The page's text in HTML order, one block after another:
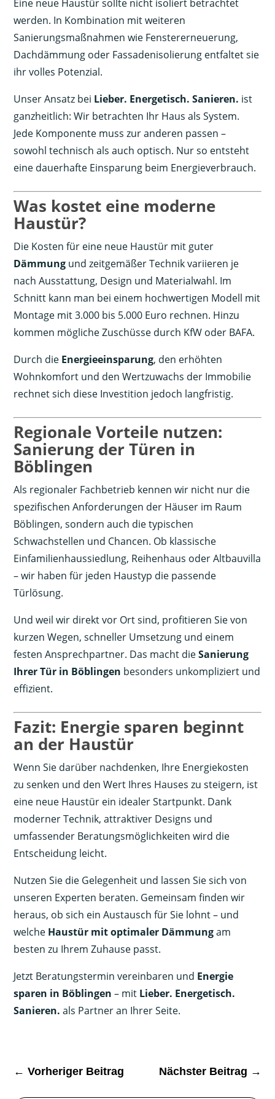
Eine neue Haustür sollte nicht isoliert betrachtet
werden. In Kombination mit weiteren
Sanierungsmaßnahmen wie Fenstererneuerung,
Dachdämmung oder Fassadenisolierung entfaltet sie
ihr volles Potenzial.
Unser Ansatz bei Lieber. Energetisch. Sanieren. ist
ganzheitlich: Wir betrachten Ihr Haus als System.
Jede Komponente muss zur anderen passen –
sowohl technisch als auch optisch. Nur so entsteht
eine dauerhafte Einsparung beim Energieverbrauch.
Was kostet eine moderne
Haustür?
Die Kosten für eine neue Haustür mit guter
Dämmung und zeitgemäßer Technik variieren je
nach Ausstattung, Design und Materialwahl. Im
Schnitt kann man bei einem hochwertigen Modell mit
Montage mit 3.000 bis 5.000 Euro rechnen. Hinzu
kommen mögliche Zuschüsse durch KfW oder BAFA.
Durch die Energieeinsparung, den erhöhten
Wohnkomfort und den Wertzuwachs der Immobilie
rechnet sich diese Investition jedoch langfristig.
Regionale Vorteile nutzen:
Sanierung der Türen in
Böblingen
Als regionaler Fachbetrieb kennen wir nicht nur die
spezifischen Anforderungen der Häuser im Raum
Böblingen, sondern auch die typischen
Schwachstellen und Chancen. Ob klassische
Einfamilienhaussiedlung, Reihenhaus oder Altbauvilla
– wir haben für jeden Haustyp die passende
Türlösung.
Und weil wir direkt vor Ort sind, profitieren Sie von
kurzen Wegen, schneller Umsetzung und einem
festen Ansprechpartner. Das macht dieSanierung
Ihrer Tür in Böblingen besonders unkompliziert und
effizient.
Fazit: Energie sparen beginnt
an der Haustür
Wenn Sie darüber nachdenken, Ihre Energiekosten
zu senken und den Wert Ihres Hauses zu steigern, ist
eine neue Haustür ein idealer Startpunkt. Dank
moderner Technik, attraktiver Designs und
umfassender Beratungsmöglichkeiten wird die
Entscheidung leicht.
Nutzen Sie die Gelegenheit und lassen Sie sich von
unseren Experten beraten. Gemeinsam finden wir
heraus, ob sich ein Austausch für Sie lohnt – und
welche Haustür mit optimaler Dämmungam
besten zu Ihrem Zuhause passt.
Jetzt Beratungstermin vereinbaren und Energie
sparen in Böblingen – mit Lieber. Energetisch.
Sanieren.als Partner an Ihrer Seite.
←Vorheriger Beitrag Nächster Beitrag →